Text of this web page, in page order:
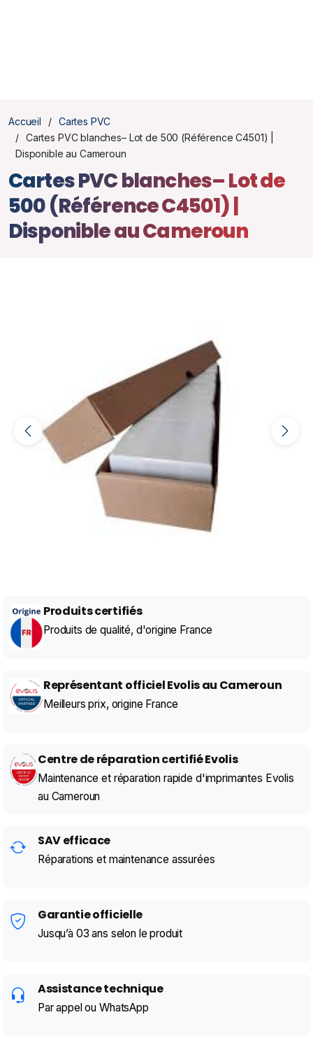
Accueil
Cartes PVC
Cartes PVC blanches– Lot de 500 (Référence C4501) |
Disponible au Cameroun
Cartes PVC blanches– Lot de
500 (Référence C4501) |
Disponible au Cameroun
Produits certifiés
Produits de qualité, d'origine France
Représentant officiel Evolis au Cameroun
Meilleurs prix, origine France
Centre de réparation certifié Evolis
Maintenance et réparation rapide d'imprimantes Evolis
au Cameroun
SAV efficace
Réparations et maintenance assurées
Garantie officielle
Jusqu’à 03 ans selon le produit
Assistance technique
Par appel ou WhatsApp